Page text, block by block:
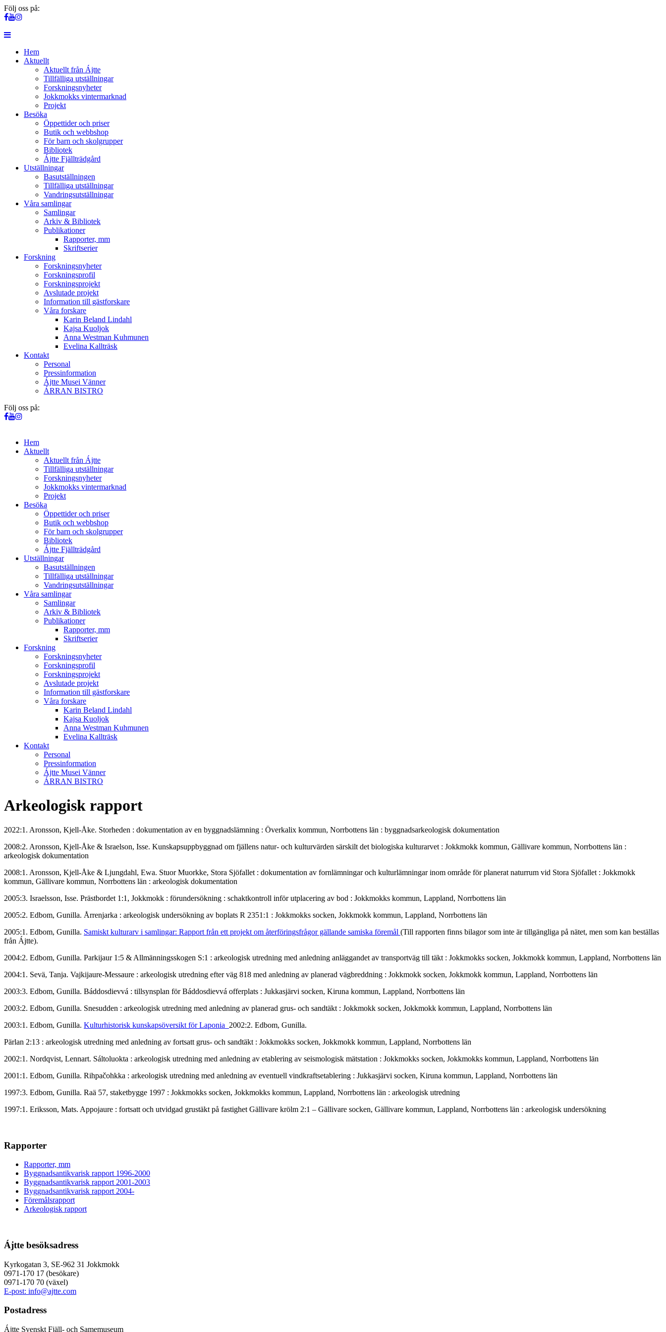
Följ oss på:
Hem
Aktuellt
Aktuellt från Ájtte
Tillfälliga utställningar
Forskningsnyheter
Jokkmokks vintermarknad
Projekt
Besöka
Öppettider och priser
Butik och webbshop
För barn och skolgrupper
Bibliotek
Ájtte Fjällträdgård
Utställningar
Basutställningen
Tillfälliga utställningar
Vandringsutställningar
Våra samlingar
Samlingar
Arkiv & Bibliotek
Publikationer
Rapporter, mm
Skriftserier
Forskning
Forskningsnyheter
Forskningsprofil
Forskningsprojekt
Avslutade projekt
Information till gästforskare
Våra forskare
Karin Beland Lindahl
Kajsa Kuoljok
Anna Westman Kuhmunen
Evelina Kallträsk
Kontakt
Personal
Pressinformation
Ájtte Musei Vänner
ÁRRAN BISTRO
Följ oss på:
Hem
Aktuellt
Aktuellt från Ájtte
Tillfälliga utställningar
Forskningsnyheter
Jokkmokks vintermarknad
Projekt
Besöka
Öppettider och priser
Butik och webbshop
För barn och skolgrupper
Bibliotek
Ájtte Fjällträdgård
Utställningar
Basutställningen
Tillfälliga utställningar
Vandringsutställningar
Våra samlingar
Samlingar
Arkiv & Bibliotek
Publikationer
Rapporter, mm
Skriftserier
Forskning
Forskningsnyheter
Forskningsprofil
Forskningsprojekt
Avslutade projekt
Information till gästforskare
Våra forskare
Karin Beland Lindahl
Kajsa Kuoljok
Anna Westman Kuhmunen
Evelina Kallträsk
Kontakt
Personal
Pressinformation
Ájtte Musei Vänner
ÁRRAN BISTRO
Arkeologisk rapport
2022:1. Aronsson, Kjell-Åke. Storheden : dokumentation av en byggnadslämning : Överkalix kommun, Norrbottens län : byggnadsarkeologisk dokumentation
2008:2. Aronsson, Kjell-Åke & Israelson, Isse. Kunskapsuppbyggnad om fjällens natur- och kulturvärden särskilt det biologiska kulturarvet : Jokkmokk kommun, Gällivare kommun, Norrbottens län :
arkeologisk dokumentation
2008:1. Aronsson, Kjell-Åke & Ljungdahl, Ewa. Stuor Muorkke, Stora Sjöfallet : dokumentation av fornlämningar och kulturlämningar inom område för planerat naturrum vid Stora Sjöfallet : Jokkmokk
kommun, Gällivare kommun, Norrbottens län : arkeologisk dokumentation
2005:3. Israelsson, Isse. Prästbordet 1:1, Jokkmokk : förundersökning : schaktkontroll inför utplacering av bod : Jokkmokks kommun, Lappland, Norrbottens län
2005:2. Edbom, Gunilla. Årrenjarka : arkeologisk undersökning av boplats R 2351:1 : Jokkmokks socken, Jokkmokk kommun, Lappland, Norrbottens län
2005:1. Edbom, Gunilla. Samiskt kulturarv i samlingar: Rapport från ett projekt om återföringsfrågor gällande samiska föremål (Till rapporten finns bilagor som inte är tillgängliga på nätet, men som kan beställas
från Ájtte).
2004:2. Edbom, Gunilla. Parkijaur 1:5 & Allmänningsskogen S:1 : arkeologisk utredning med anledning anläggandet av transportväg till täkt : Jokkmokks socken, Jokkmokk kommun, Lappland, Norrbottens län
2004:1. Sevä, Tanja. Vajkijaure-Messaure : arkeologisk utredning efter väg 818 med anledning av planerad vägbreddning : Jokkmokk socken, Jokkmokk kommun, Lappland, Norrbottens län
2003:3. Edbom, Gunilla. Báddosdievvá : tillsynsplan för Báddosdievvá offerplats : Jukkasjärvi socken, Kiruna kommun, Lappland, Norrbottens län
2003:2. Edbom, Gunilla. Snesudden : arkeologisk utredning med anledning av planerad grus- och sandtäkt : Jokkmokk socken, Jokkmokk kommun, Lappland, Norrbottens län
2003:1. Edbom, Gunilla. Kulturhistorisk kunskapsöversikt för Laponia 2002:2. Edbom, Gunilla.
Pärlan 2:13 : arkeologisk utredning med anledning av fortsatt grus- och sandtäkt : Jokkmokks socken, Jokkmokk kommun, Lappland, Norrbottens län
2002:1. Nordqvist, Lennart. Sáltoluokta : arkeologisk utredning med anledning av etablering av seismologisk mätstation : Jokkmokks socken, Jokkmokks kommun, Lappland, Norrbottens län
2001:1. Edbom, Gunilla. Rihpačohkka : arkeologisk utredning med anledning av eventuell vindkraftsetablering : Jukkasjärvi socken, Kiruna kommun, Lappland, Norrbottens län
1997:3. Edbom, Gunilla. Raä 57, staketbygge 1997 : Jokkmokks socken, Jokkmokks kommun, Lappland, Norrbottens län : arkeologisk utredning
1997:1. Eriksson, Mats. Appojaure : fortsatt och utvidgad grustäkt på fastighet Gällivare krölm 2:1 – Gällivare socken, Gällivare kommun, Lappland, Norrbottens län : arkeologisk undersökning
Rapporter
Rapporter, mm
Byggnadsantikvarisk rapport 1996-2000
Byggnadsantikvarisk rapport 2001-2003
Byggnadsantikvarisk rapport 2004-
Föremålsrapport
Arkeologisk rapport
Ájtte besöksadress
Kyrkogatan 3, SE-962 31 Jokkmokk
0971-170 17 (besökare)
0971-170 70 (växel)
E-post: info@ajtte.com
Postadress
Ájtte Svenskt Fjäll- och Samemuseum